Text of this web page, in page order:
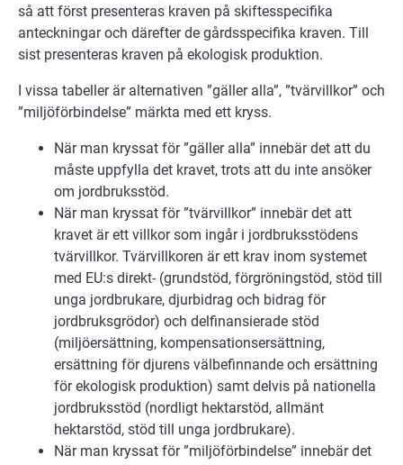
så att först presenteras kraven på skiftesspecifika
anteckningar och därefter de gårdsspecifika kraven. Till
sist presenteras kraven på ekologisk produktion.
I vissa tabeller är alternativen ”gäller alla”, ”tvärvillkor” och
”miljöförbindelse” märkta med ett kryss.
När man kryssat för ”gäller alla” innebär det att du
måste uppfylla det kravet, trots att du inte ansöker
om jordbruksstöd.
När man kryssat för ”tvärvillkor” innebär det att
kravet är ett villkor som ingår i jordbruksstödens
tvärvillkor. Tvärvillkoren är ett krav inom systemet
med EU:s direkt- (grundstöd, förgröningstöd, stöd till
unga jordbrukare, djurbidrag och bidrag för
jordbruksgrödor) och delfinansierade stöd
(miljöersättning, kompensationsersättning,
ersättning för djurens välbefinnande och ersättning
för ekologisk produktion) samt delvis på nationella
jordbruksstöd (nordligt hektarstöd, allmänt
hektarstöd, stöd till unga jordbrukare).
När man kryssat för ”miljöförbindelse” innebär det